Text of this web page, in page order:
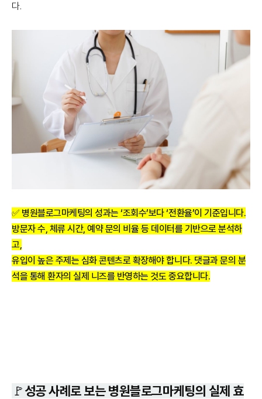
다.
✅ 병원블로그마케팅의 성과는 ‘조회수’보다 ‘전환율’이 기준입니다.
방문자 수, 체류 시간, 예약 문의 비율 등 데이터를 기반으로 분석하
고,
유입이 높은 주제는 심화 콘텐츠로 확장해야 합니다. 댓글과 문의 분
석을 통해 환자의 실제 니즈를 반영하는 것도 중요합니다.
🚩성공 사례로 보는 병원블로그마케팅의 실제 효